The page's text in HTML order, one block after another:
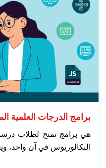
برامج الدرجات العلمية
هي برامج تمنح لطلاب
البكالوريوس في آن واحد،